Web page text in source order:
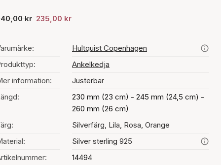
kr 235,00 kr
Hultquist Copenhagen
Ankelkedja
information:
Justerbar
230 mm (23 cm) - 245 mm (24,5 cm) -
260 mm (26 cm)
Silverfärg, Lila, Rosa, Orange
Silver sterling 925
14494